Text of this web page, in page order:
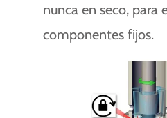
nunca en seco, para
componentes fijos.